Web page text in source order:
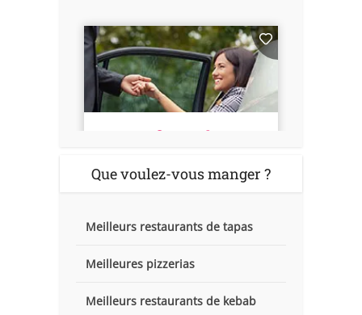
Que voulez-vous manger ?
Meilleurs restaurants de tapas
Meilleures pizzerias
Meilleurs restaurants de kebab